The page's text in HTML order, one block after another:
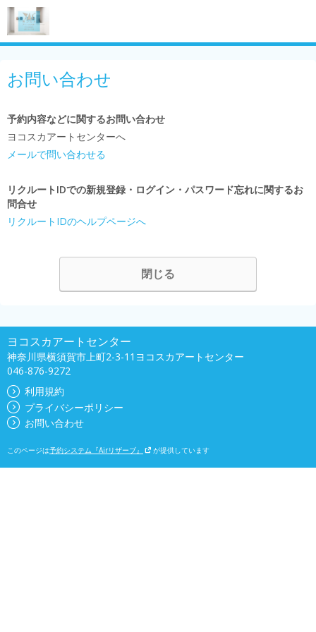
お問い合わせ
予約内容などに関するお問い合わせ
ヨコスカアートセンターへ
メールで問い合わせる
リクルートIDでの新規登録・ログイン・パスワード忘れに関するお
問合せ
リクルートIDのヘルプページへ
閉じる
ヨコスカアートセンター
神奈川県横須賀市上町2-3-11ヨコスカアートセンター
046-876-9272
利用規約
プライバシーポリシー
お問い合わせ
このページは予約システム『Airリザーブ』 が提供しています